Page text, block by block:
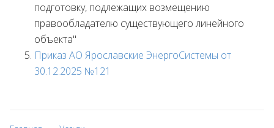
подготовку, подлежащих возмещению
правообладателю существующего линейного
объекта"
Приказ АО Ярославские ЭнергоСистемы от
30.12.2025 №121